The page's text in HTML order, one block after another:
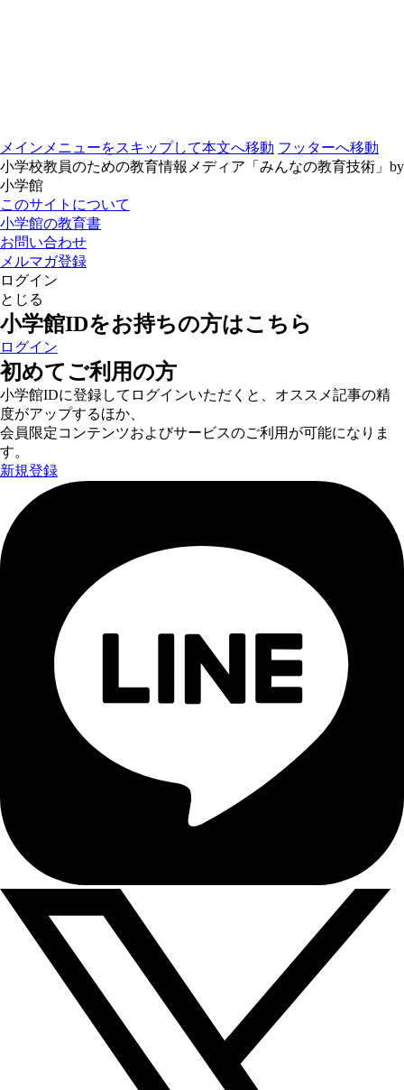
メインメニューをスキップして本文へ移動 フッターへ移動
小学校教員のための教育情報メディア「みんなの教育技術」by
小学館
このサイトについて
小学館の教育書
お問い合わせ
メルマガ登録
ログイン
とじる
小学館IDをお持ちの方はこちら
ログイン
初めてご利用の方
小学館IDに登録してログインいただくと、オススメ記事の精
度がアップするほか、
会員限定コンテンツおよびサービスのご利用が可能になりま
す。
新規登録